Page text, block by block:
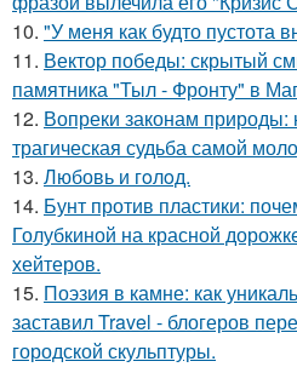
10. "У меня как будто пустота
11. Вектор победы: скрытый
памятника "Тыл - Фронту" в
12. Вопреки законам природы:
трагическая судьба самой
13. Любовь и гoлoд.
14. Бунт против пластики:
Голубкиной на красной
хейтеров.
15. Поэзия в камне: как
заставил Travel - блогеров
городской скульптуры.